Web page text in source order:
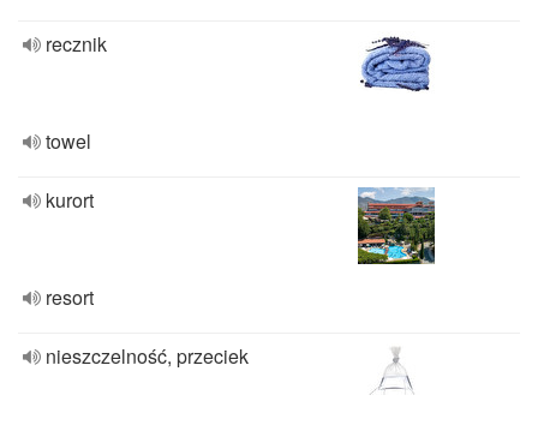
recznik
towel
kurort
resort
nieszczelność, przeciek